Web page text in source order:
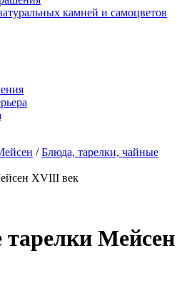
камней и самоцветов
/ Блюда, тарелки, чайные
XVIII век
Мейсен